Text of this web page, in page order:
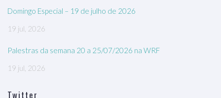
Domingo Especial – 19 de julho de 2026
19 jul, 2026
Palestras da semana 20 a 25/07/2026 na WRF
19 jul, 2026
Twitter